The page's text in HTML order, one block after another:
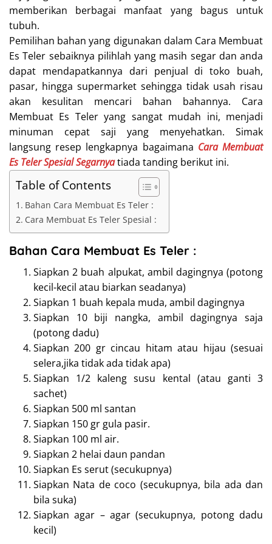
memberikan berbagai manfaat yang bagus untuk
tubuh.
Pemilihan bahan yang digunakan dalam Cara Membuat
Es Teler sebaiknya pilihlah yang masih segar dan anda
dapat mendapatkannya dari penjual di toko buah,
pasar, hingga supermarket sehingga tidak usah risau
akan kesulitan mencari bahan bahannya. Cara
Membuat Es Teler yang sangat mudah ini, menjadi
minuman cepat saji yang menyehatkan. Simak
langsung resep lengkapnya bagaimana Cara Membuat
Es Teler Spesial Segarnyatiada tanding berikut ini.
Table of Contents
Bahan Cara Membuat Es Teler :
Cara Membuat Es Teler Spesial :
Bahan Cara Membuat Es Teler :
Siapkan 2 buah alpukat, ambil dagingnya (potong
kecil-kecil atau biarkan seadanya)
Siapkan 1 buah kepala muda, ambil dagingnya
Siapkan 10 biji nangka, ambil dagingnya saja
(potong dadu)
Siapkan 200 gr cincau hitam atau hijau (sesuai
selera,jika tidak ada tidak apa)
Siapkan 1/2 kaleng susu kental (atau ganti 3
sachet)
Siapkan 500 ml santan
Siapkan 150 gr gula pasir.
Siapkan 100 ml air.
Siapkan 2 helai daun pandan
Siapkan Es serut (secukupnya)
Siapkan Nata de coco (secukupnya, bila ada dan
bila suka)
Siapkan agar – agar (secukupnya, potong dadu
kecil)